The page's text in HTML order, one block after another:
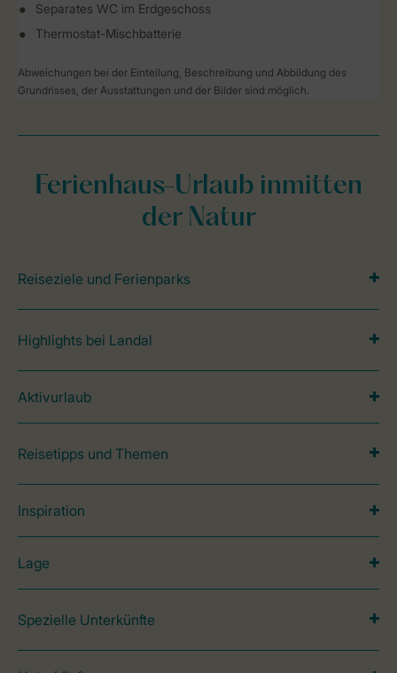
Separates WC im Erdgeschoss
Thermostat-Mischbatterie
Abweichungen bei der Einteilung, Beschreibung und Abbildung des
Grundrisses, der Ausstattungen und der Bilder sind möglich.
Ferienhaus-Urlaub inmitten
der Natur
Reiseziele und Ferienparks
Highlights bei Landal
Aktivurlaub
Reisetipps und Themen
Inspiration
Lage
Spezielle Unterkünfte